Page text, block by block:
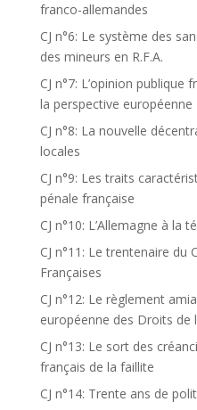
franco-allemandes
CJ n°6: Le système des
des mineurs en R.F.A.
CJ n°7: L’opinion publique
la perspective européenne
CJ n°8: La nouvelle
locales
CJ n°9: Les traits
pénale française
CJ n°10: L’Allemagne à la
CJ n°11: Le trentenaire du
Françaises
CJ n°12: Le règlement
européenne des Droits de
CJ n°13: Le sort des
français de la faillite
CJ n°14: Trente ans de